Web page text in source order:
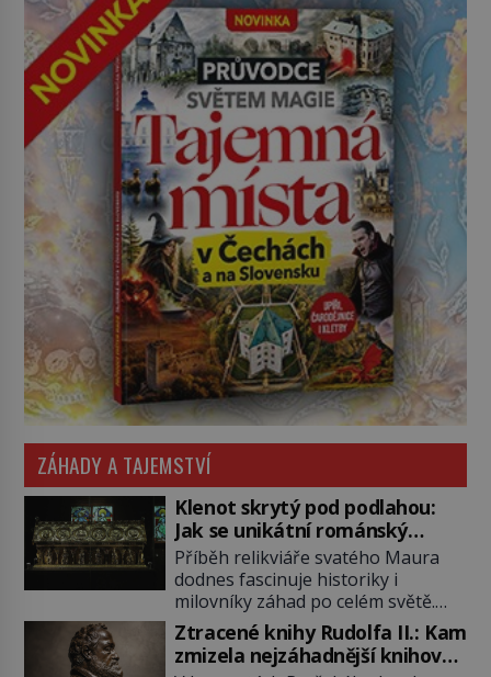
ZÁHADY A TAJEMSTVÍ
Klenot skrytý pod podlahou:
Jak se unikátní románský
poklad dostal do zapadlého
Bečova?
Příběh relikviáře svatého Maura
dodnes fascinuje historiky i
milovníky záhad po celém světě.
Tato románská zlatnická památka
ze 13. století je po českých
korunovačních klenotech druhým
Ztracené knihy Rudolfa II.: Kam
zmizela nejzáhadnější knihovna